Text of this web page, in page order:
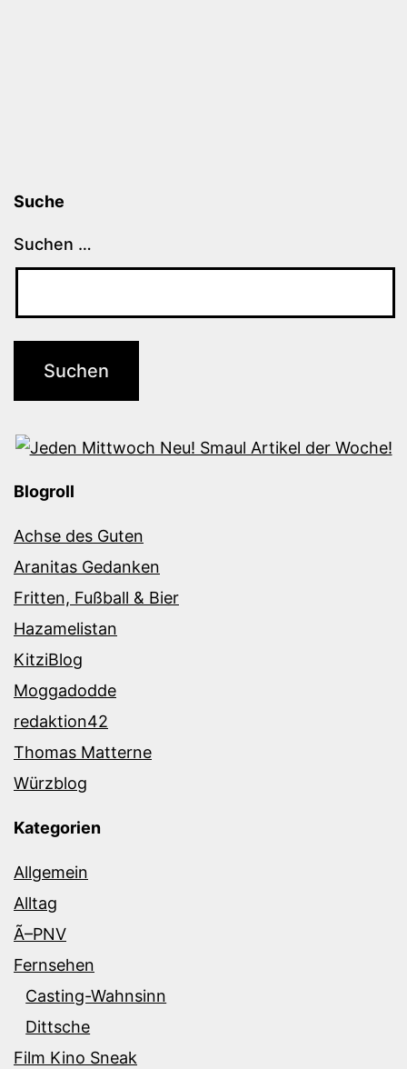
Suche
Suchen …
Blogroll
Achse des Guten
Aranitas Gedanken
Fritten, Fußball & Bier
Hazamelistan
KitziBlog
Moggadodde
redaktion42
Thomas Matterne
Würzblog
Kategorien
Allgemein
Alltag
Ã–PNV
Fernsehen
Casting-Wahnsinn
Dittsche
Film Kino Sneak